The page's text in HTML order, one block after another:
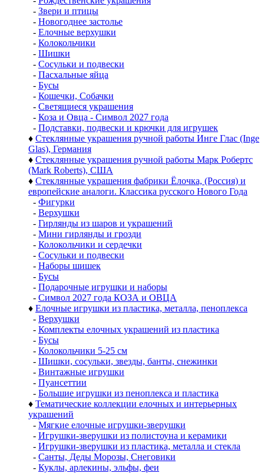
- Звери и птицы
- Новогоднее застолье
- Елочные верхушки
- Колокольчики
- Шишки
- Сосульки и подвески
- Пасхальные яйца
- Бусы
- Кошечки, Собачки
- Светящиеся украшения
- Коза и Овца - Символ 2027 года
- Подставки, подвески и крючки для игрушек
♦ Стеклянные украшения ручной работы Инге Глас (Inge
Glas), Германия
♦ Стеклянные украшения ручной работы Марк Робертс
(Mark Roberts), США
♦ Стеклянные украшения фабрики Ёлочка, (Россия) и
европейские аналоги. Классика русского Нового Года
- Фигурки
- Верхушки
- Гирлянды из шаров и украшений
- Мини гирлянды и грозди
- Колокольчики и сердечки
- Сосульки и подвески
- Наборы шишек
- Бусы
- Подарочные игрушки и наборы
- Символ 2027 года КОЗА и ОВЦА
♦ Елочные игрушки из пластика, металла, пеноплекса
- Верхушки
- Комплекты елочных украшений из пластика
- Бусы
- Колокольчики 5-25 см
- Шишки, сосульки, звезды, банты, снежинки
- Винтажные игрушки
- Пуансеттии
- Большие игрушки из пеноплекса и пластика
♦ Тематические коллекции елочных и интерьерных
украшений
- Мягкие елочные игрушки-зверушки
- Игрушки-зверушки из полистоуна и керамики
- Игрушки-зверушки из пластика, металла и стекла
- Санты, Деды Морозы, Снеговики
- Куклы, арлекины, эльфы, феи